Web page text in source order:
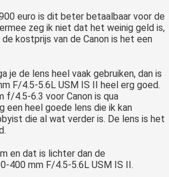
euro is dit beter betaalbaar voor de
zeg ik niet dat het weinig geld is,
kostprijs van de Canon is het een
je de lens heel vaak gebruiken, dan is
F/4.5-5.6L USM IS II heel erg goed.
f/4.5-6.3 voor Canon is qua
een heel goede lens die ik kan
die al wat verder is. De lens is het
en dat is lichter dan de
400 mm F/4.5-5.6L USM IS II.